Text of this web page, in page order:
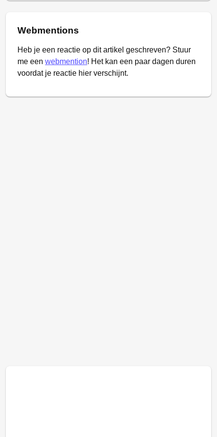
Webmentions
Heb je een reactie op dit artikel geschreven? Stuur
me een webmention! Het kan een paar dagen duren
voordat je reactie hier verschijnt.